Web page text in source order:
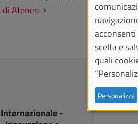
di Ateneo
-
scelta e
quali
Personalizza